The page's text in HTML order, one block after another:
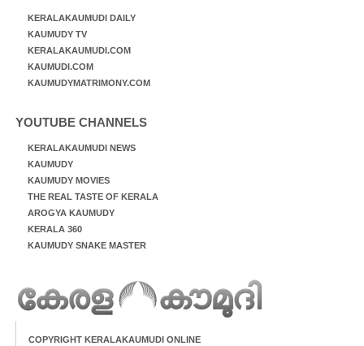
KERALAKAUMUDI DAILY
KAUMUDY TV
KERALAKAUMUDI.COM
KAUMUDI.COM
KAUMUDYMATRIMONY.COM
YOUTUBE CHANNELS
KERALAKAUMUDI NEWS
KAUMUDY
KAUMUDY MOVIES
THE REAL TASTE OF KERALA
AROGYA KAUMUDY
KERALA 360
KAUMUDY SNAKE MASTER
COPYRIGHT KERALAKAUMUDI ONLINE